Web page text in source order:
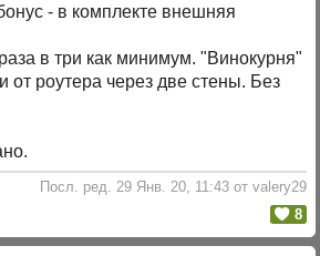
- в комплекте внешняя
в три как минимум. "Винокурня"
от роутера через две стены. Без
Посл. ред. 29 Янв. 20, 11:43 от valery29
8